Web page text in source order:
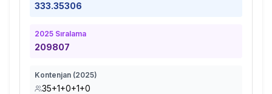
333.35306
2025 Sıralama
209807
Kontenjan (2025)
35+1+0+1+0